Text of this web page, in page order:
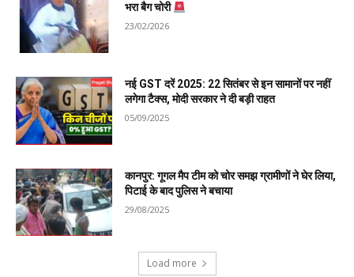
भरा बैग चोरी
23/02/2026
नई GST दरें 2025: 22 सितंबर से इन सामानों पर नहीं
लगेगा टैक्स, मोदी सरकार ने दी बड़ी राहत
05/09/2025
कानपुर: गूगल मैप टीम को चोर समझ ग्रामीणों ने घेर लिया,
पिटाई के बाद पुलिस ने बचाया
29/08/2025
Load more